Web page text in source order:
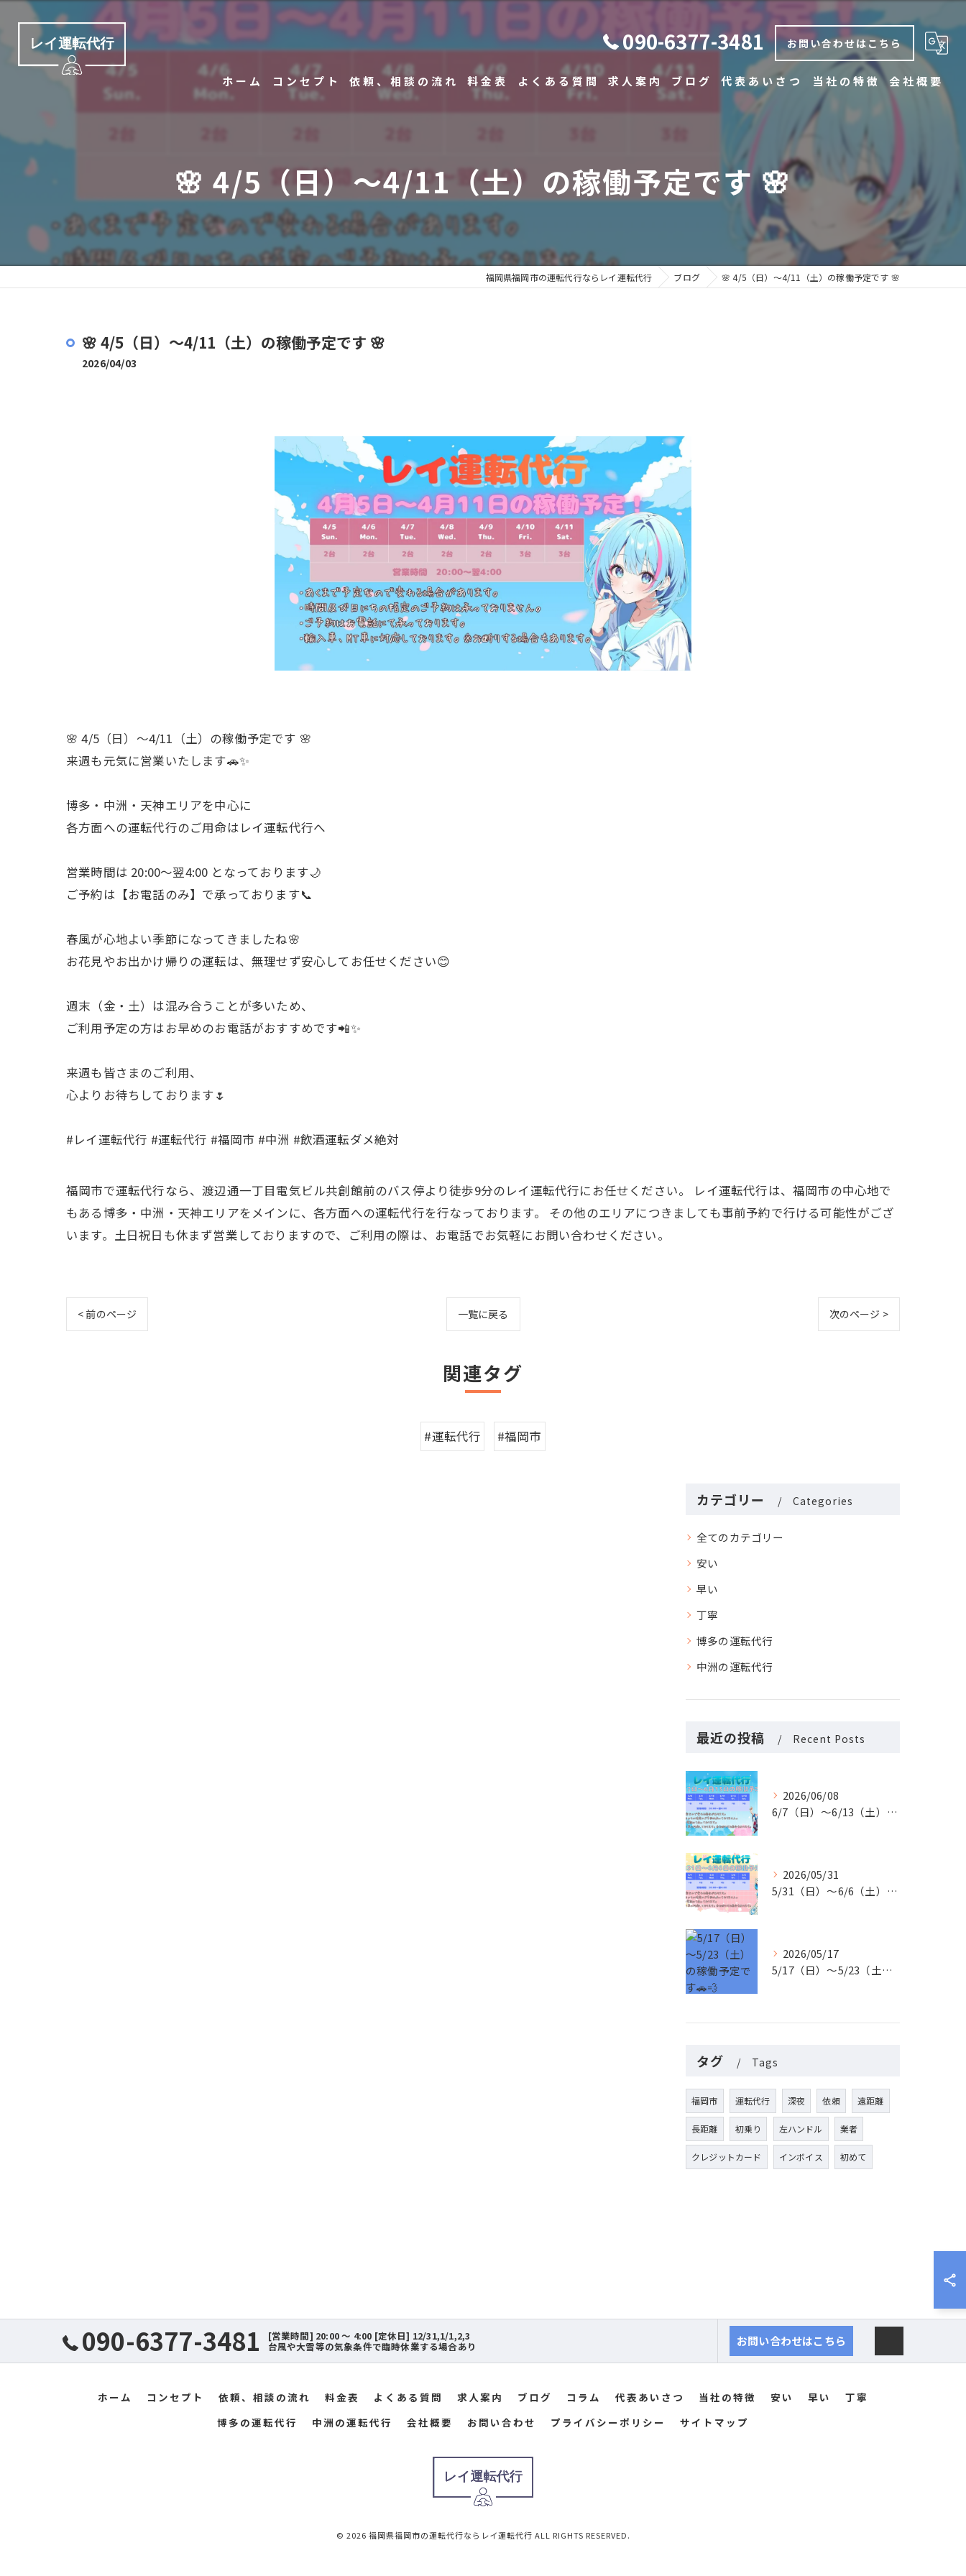
090-6377-3481 お問い合わせはこちら
ホーム コンセプト 依頼、相談の流れ 料金表 よくある質問 求人案内 ブログ 代表あいさつ 当社の特徴
博多の運転代行
中洲の運転代行
会社概要
🌸 4/5（日）〜4/11（土）の稼働予定です 🌸
福岡県福岡市の運転代行ならレイ運転代行 ブログ 🌸 4/5（日）〜4/11（土）の稼働予定です 🌸
🌸 4/5（日）〜4/11（土）の稼働予定です 🌸
2026/04/03
🌸 4/5（日）〜4/11（土）の稼働予定です 🌸
来週も元気に営業いたします🚗✨
博多・中洲・天神エリアを中心に
各方面への運転代行のご用命はレイ運転代行へ
営業時間は 20:00〜翌4:00 となっております🌙
ご予約は【お電話のみ】で承っております📞
春風が心地よい季節になってきましたね🌸
お花見やお出かけ帰りの運転は、無理せず安心してお任せください😊
週末（金・土）は混み合うことが多いため、
ご利用予定の方はお早めのお電話がおすすめです📲✨
来週も皆さまのご利用、
心よりお待ちしております🌷
#レイ運転代行 #運転代行 #福岡市 #中洲 #飲酒運転ダメ絶対
福岡市で運転代行なら、渡辺通一丁目電気ビル共創館前のバス停より徒歩9分のレイ運転代行にお任せください。 レイ運転代行は、福岡市の中心地で
もある博多・中洲・天神エリアをメインに、各方面への運転代行を行なっております。 その他のエリアにつきましても事前予約で行ける可能性がござ
います。土日祝日も休まず営業しておりますので、ご利用の際は、お電話でお気軽にお問い合わせください。
< 前のページ 一覧に戻る 次のページ >
関連タグ
#運転代行 #福岡市
カテゴリー Categories
全てのカテゴリー
安い
早い
丁寧
博多の運転代行
中洲の運転代行
最近の投稿 Recent Posts
2026/06/08
6/7（日）〜6/13（土）の稼働予定です🚗✨
2026/05/31
5/31（日）〜6/6（土）の稼働予定です🚗✨
2026/05/17
5/17（日）〜5/23（土）の稼働予定です🚗💨
タグ Tags
福岡市 運転代行 深夜 依頼 遠距離
長距離 初乗り 左ハンドル 業者
クレジットカード インボイス 初めて
090-6377-3481 [営業時間] 20:00 ～ 4:00 [定休日] 12/31,1/1,2,3
台風や大雪等の気象条件で臨時休業する場合あり お問い合わせはこちら
ホーム コンセプト 依頼、相談の流れ 料金表 よくある質問 求人案内 ブログ コラム 代表あいさつ 当社の特徴 安い 早い
丁寧
博多の運転代行
中洲の運転代行 会社概要 お問い合わせ プライバシーポリシー サイトマップ
© 2026 福岡県福岡市の運転代行ならレイ運転代行 ALL RIGHTS RESERVED.